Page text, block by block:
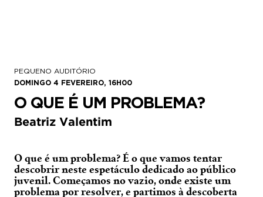
PEQUENO AUDITÓRIO
DOMINGO 4 FEVEREIRO, 16H00
O QUE É UM PROBLEMA?
Beatriz Valentim
O que é um problema? É o que vamos tentar
descobrir neste espetáculo dedicado ao público
juvenil. Começamos no vazio, onde existe um
problema por resolver, e partimos à descoberta